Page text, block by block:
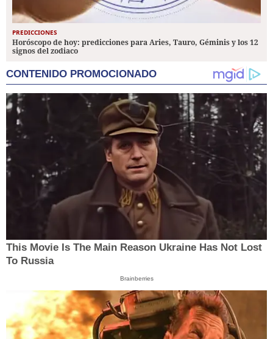
PREDICCIONES
Horóscopo de hoy: predicciones para Aries, Tauro, Géminis y los 12
signos del zodiaco
CONTENIDO PROMOCIONADO
This Movie Is The Main Reason Ukraine Has Not Lost
To Russia
Brainberries